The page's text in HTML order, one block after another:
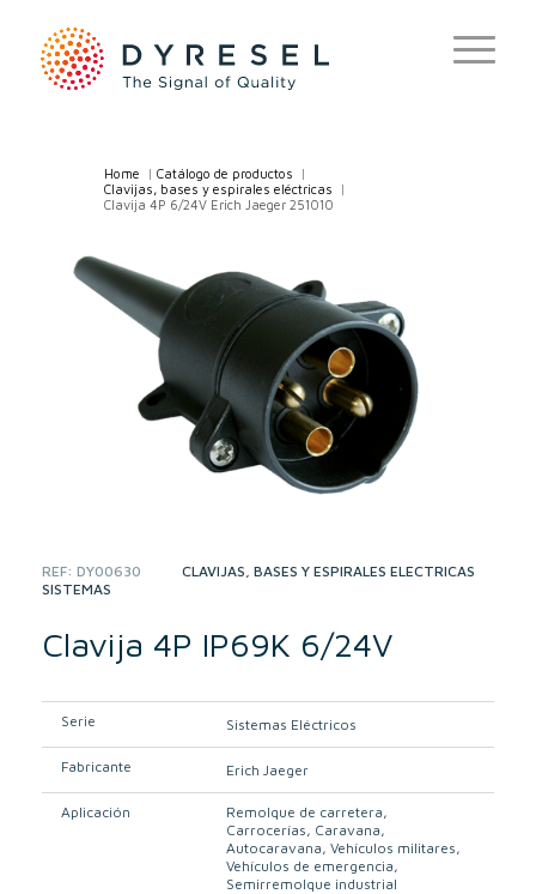
Home /Catálogo de productos
Clavijas, bases y espirales eléctricas
Clavija 4P 6/24V Erich Jaeger 251010
REF:DY00630
CATEGORIES:CLAVIJAS, BASES Y ESPIRALES ELÉCTRICAS
SISTEMAS
Clavija 4P IP69K 6/24V
Serie Sistemas Eléctricos
Fabricante Erich Jaeger
Aplicación
Remolque de carretera
Carrocerías Caravana
Autocaravana Vehículos militares
Vehículos de emergencia
Semirremolque industrial